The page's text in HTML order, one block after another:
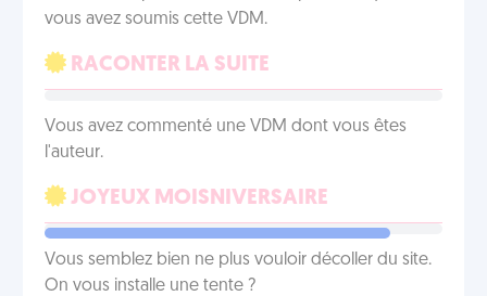
vous avez soumis cette VDM.
RACONTER LA SUITE
Vous avez commenté une VDM dont vous êtes
l'auteur.
JOYEUX MOISNIVERSAIRE
Vous semblez bien ne plus vouloir décoller du site.
On vous installe une tente ?